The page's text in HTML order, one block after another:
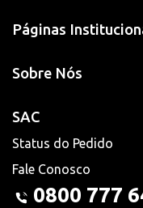
Páginas
Sobre Nós
SAC
Status do Pedido
Fale Conosco
0800 777